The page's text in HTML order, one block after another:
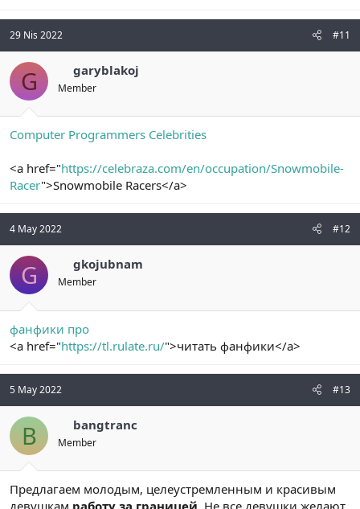
29 Nis 2022 #11
G garyblakoj
Member
Computer Programmers Celebrities
<a href="https://celebraza.com/en/occupation/Snowmobile-
Racer">Snowmobile Racers</a>
4 May 2022 #12
G gkojubnam
Member
фанфики про
<a href="https://tl.rulate.ru/">читать фанфики</a>
5 May 2022 #13
B bangtranc
Member
Предлагаем молодым, целеустремленным и красивым